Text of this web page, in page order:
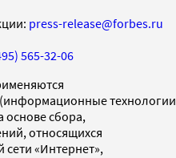
press-release@forbes.ru
565-32-06
технологии
сбора,
относящихся
«Интернет»,